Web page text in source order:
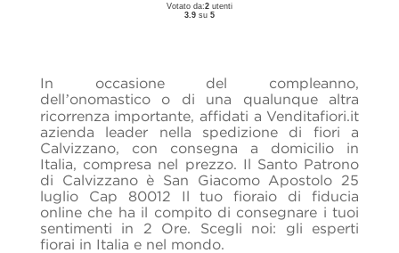
Votato da:2 utenti
3.9 su 5
In occasione del compleanno,
dell’onomastico o di una qualunque altra
ricorrenza importante, affidati a Venditafiori.it
azienda leader nella spedizione di fiori a
Calvizzano, con consegna a domicilio in
Italia, compresa nel prezzo. Il Santo Patrono
di Calvizzano è San Giacomo Apostolo 25
luglio Cap 80012 Il tuo fioraio di fiducia
online che ha il compito di consegnare i tuoi
sentimenti in 2 Ore. Scegli noi: gli esperti
fiorai in Italia e nel mondo.